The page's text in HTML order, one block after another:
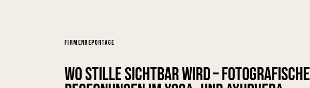
Wo Stille sichtbar wird – Fotografische
FIRMENREPORTAGE